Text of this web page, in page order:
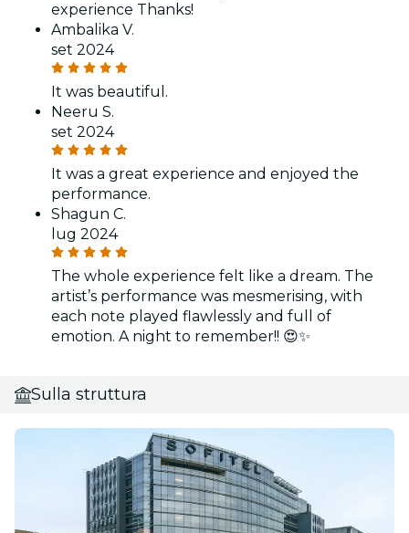
experience Thanks!
Ambalika V.
set 2024
It was beautiful.
Neeru S.
set 2024
It was a great experience and enjoyed the
performance.
Shagun C.
lug 2024
The whole experience felt like a dream. The
artist’s performance was mesmerising, with
each note played flawlessly and full of
emotion. A night to remember!! 😍✨
Sulla struttura